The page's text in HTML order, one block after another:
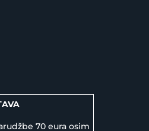
70 eura osim